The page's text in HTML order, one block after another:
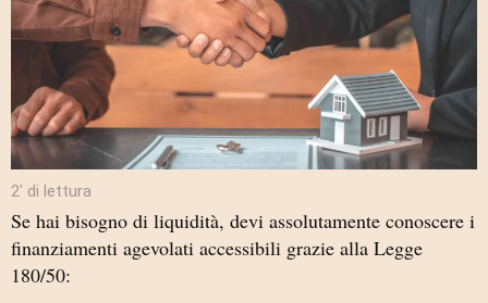
2′ di lettura
Se hai bisogno di liquidità, devi assolutamente conoscere i
finanziamenti agevolati accessibili grazie alla Legge
180/50: